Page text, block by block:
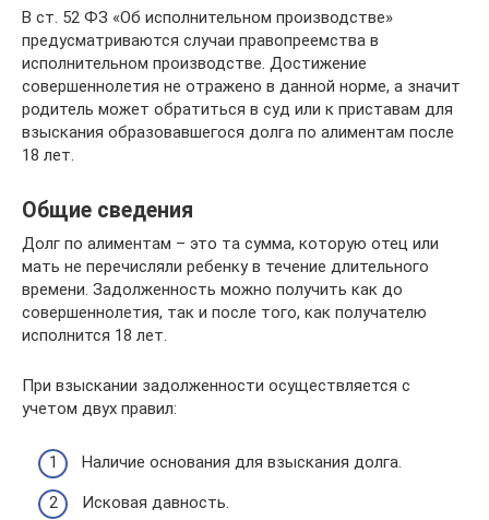
В ст. 52 ФЗ «Об исполнительном производстве»
предусматриваются случаи правопреемства в
исполнительном производстве. Достижение
совершеннолетия не отражено в данной норме, а значит
родитель может обратиться в суд или к приставам для
взыскания образовавшегося долга по алиментам после
18 лет.
Общие сведения
Долг по алиментам – это та сумма, которую отец или
мать не перечисляли ребенку в течение длительного
времени. Задолженность можно получить как до
совершеннолетия, так и после того, как получателю
исполнится 18 лет.
При взыскании задолженности осуществляется с
учетом двух правил:
Наличие основания для взыскания долга.
Исковая давность.